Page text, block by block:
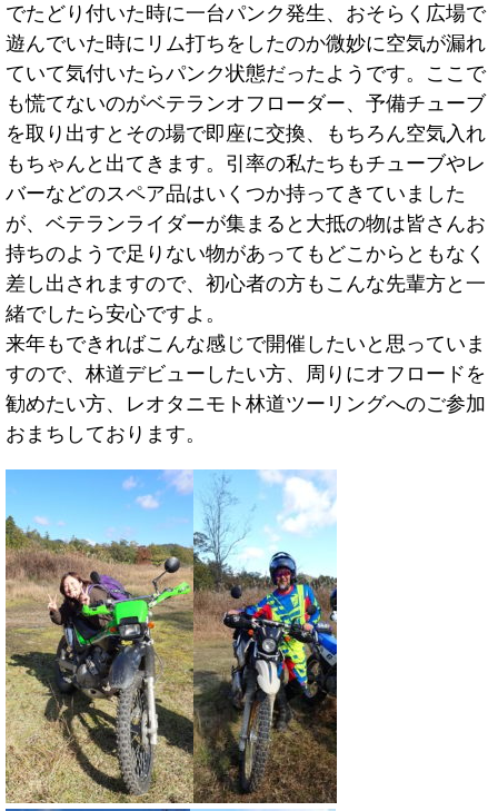
でたどり付いた時に一台パンク発生、おそらく広場で
遊んでいた時にリム打ちをしたのか微妙に空気が漏れ
ていて気付いたらパンク状態だったようです。ここで
も慌てないのがベテランオフローダー、予備チューブ
を取り出すとその場で即座に交換、もちろん空気入れ
もちゃんと出てきます。引率の私たちもチューブやレ
バーなどのスペア品はいくつか持ってきていました
が、ベテランライダーが集まると大抵の物は皆さんお
持ちのようで足りない物があってもどこからともなく
差し出されますので、初心者の方もこんな先輩方と一
緒でしたら安心ですよ。
来年もできればこんな感じで開催したいと思っていま
すので、林道デビューしたい方、周りにオフロードを
勧めたい方、レオタニモト林道ツーリングへのご参加
おまちしております。